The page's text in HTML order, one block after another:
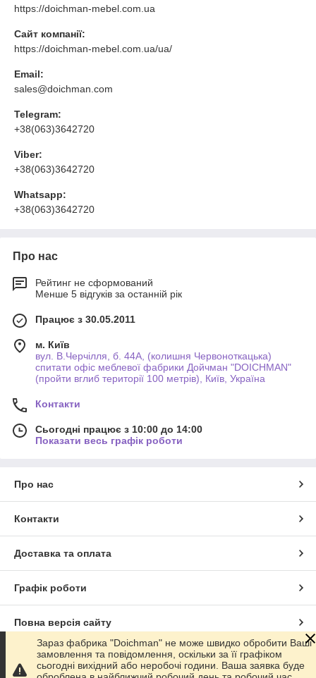
https://doichman-mebel.com.ua
Сайт компанії:
https://doichman-mebel.com.ua/ua/
Email:
sales@doichman.com
Telegram:
+38(063)3642720
Viber:
+38(063)3642720
Whatsapp:
+38(063)3642720
Про нас
Рейтинг не сформований
Менше 5 відгуків за останній рік
Працює з 30.05.2011
м. Київ
вул. В.Черчілля, б. 44А, (колишня Червоноткацька)
спитати офіс меблевої фабрики Дойчман "DOICHMAN"
(пройти вглиб території 100 метрів), Київ, Україна
Контакти
Сьогодні працює з 10:00 до 14:00
Показати весь графік роботи
Про нас
Контакти
Доставка та оплата
Графік роботи
Повна версія сайту
Сайт створено на маркетплейсі Prom.ua
Зараз фабрика "Doichman" не може швидко обробити Ваші
замовлення та повідомлення, оскільки за її графіком
сьогодні вихідний або неробочі години. Ваша заявка буде